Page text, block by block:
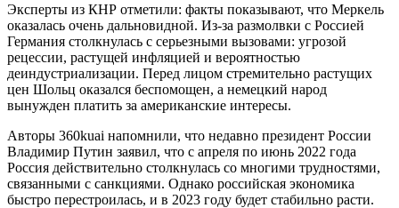
Эксперты из КНР отметили: факты показывают, что Меркель
оказалась очень дальновидной. Из-за размолвки с Россией
Германия столкнулась с серьезными вызовами: угрозой
рецессии, растущей инфляцией и вероятностью
деиндустриализации. Перед лицом стремительно растущих
цен Шольц оказался беспомощен, а немецкий народ
вынужден платить за американские интересы.
Авторы 360kuai напомнили, что недавно президент России
Владимир Путин заявил, что с апреля по июнь 2022 года
Россия действительно столкнулась со многими трудностями,
связанными с санкциями. Однако российская экономика
быстро перестроилась, и в 2023 году будет стабильно расти.